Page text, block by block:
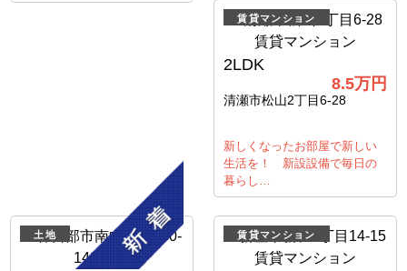
賃貸マンション
2LDK
8.5万円
清瀬市松山2丁目6-28
新しくなったお部屋で新しい
生活を！ 新設設備で毎日の
暮らし…
土地 賃貸マンション